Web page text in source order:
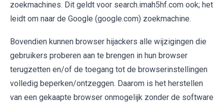
zoekmachines. Dit geldt voor search.imah5hf.com ook; het
leidt om naar de Google (google.com) zoekmachine.
Bovendien kunnen browser hijackers alle wijzigingen die
gebruikers proberen aan te brengen in hun browser
terugzetten en/of de toegang tot de browserinstellingen
volledig beperken/ontzeggen. Daarom is het herstellen
van een gekaapte browser onmogelijk zonder de software